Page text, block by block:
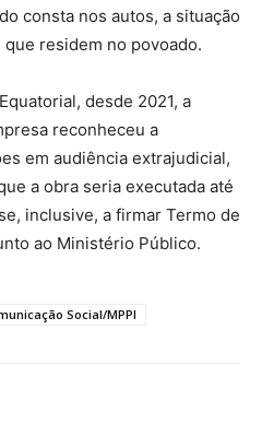
consta nos autos, a situação
residem no povoado.
desde 2021, a
reconheceu a
em audiência extrajudicial,
a obra seria executada até
inclusive, a firmar Termo de
ao Ministério Público.
Social/MPPI